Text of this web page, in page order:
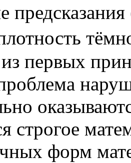
первых
строгое
форм